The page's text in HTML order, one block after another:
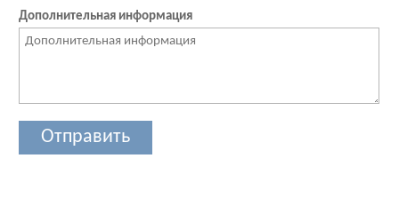
Дополнительная информация